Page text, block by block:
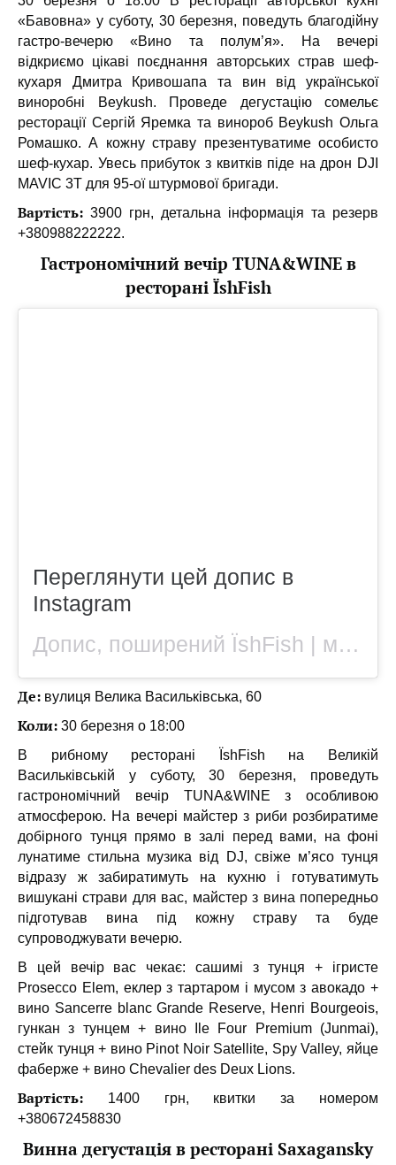
«Бавовна» у суботу, 30 березня, поведуть благодійну
гастро-вечерю «Вино та полум’я». На вечері
відкриємо цікаві поєднання авторських страв шеф-
кухаря Дмитра Кривошапа та вин від української
виноробні Beykush. Проведе дегустацію сомельє
ресторації Сергій Яремка та винороб Beykush Ольга
Ромашко. А кожну страву презентуватиме особисто
шеф-кухар. Увесь прибуток з квитків піде на дрон DJI
MAVIC 3T для 95-ої штурмової бригади.
Вартість: 3900 грн, детальна інформація та резерв
+380988222222.
Гастрономічний вечір TUNA&WINE в
ресторані ЇshFish
Переглянути цей допис в
Instagram
Допис, поширений ЇshFish | мережа рибних ресторанів (@ishfish.restaurant)
Де: вулиця Велика Васильківська, 60
Коли: 30 березня о 18:00
В рибному ресторані ЇshFish на Великій
Васильківській у суботу, 30 березня, проведуть
гастрономічний вечір TUNA&WINE з особливою
атмосферою. На вечері майстер з риби розбиратиме
добірного тунця прямо в залі перед вами, на фоні
лунатиме стильна музика від DJ, свіже м’ясо тунця
відразу ж забиратимуть на кухню і готуватимуть
вишукані страви для вас, майстер з вина попередньо
підготував вина під кожну страву та буде
супроводжувати вечерю.
В цей вечір вас чекає: сашимі з тунця + ігристе
Prosecco Elem, еклер з тартаром і мусом з авокадо +
вино Sancerre blanc Grande Reserve, Henri Bourgeois,
гункан з тунцем + вино Ile Four Premium (Junmai),
стейк тунця + вино Pinot Noir Satellite, Spy Valley, яйце
фаберже + вино Chevalier des Deux Lions.⠀
Вартість: 1400 грн, квитки за номером
+380672458830
Винна дегустація в ресторані Saxagansky